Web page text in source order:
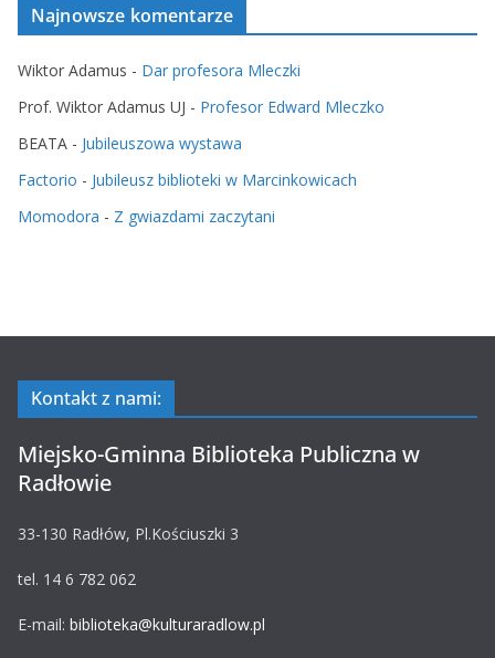
Najnowsze komentarze
Wiktor Adamus - Dar profesora Mleczki
Prof. Wiktor Adamus UJ - Profesor Edward Mleczko
BEATA - Jubileuszowa wystawa
Factorio - Jubileusz biblioteki w Marcinkowicach
Momodora - Z gwiazdami zaczytani
Kontakt z nami:
Miejsko-Gminna Biblioteka Publiczna w
Radłowie
33-130 Radłów, Pl.Kościuszki 3
tel. 14 6 782 062
E-mail: biblioteka@kulturaradlow.pl